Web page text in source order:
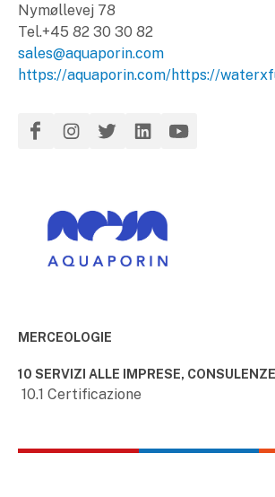
Nymøllevej 78
Tel.+45 82 30 30 82
sales@aquaporin.com
https://aquaporin.com/https://
MERCEOLOGIE
10 SERVIZI ALLE IMPRESE, CONSULENZE
10.1 Certificazione